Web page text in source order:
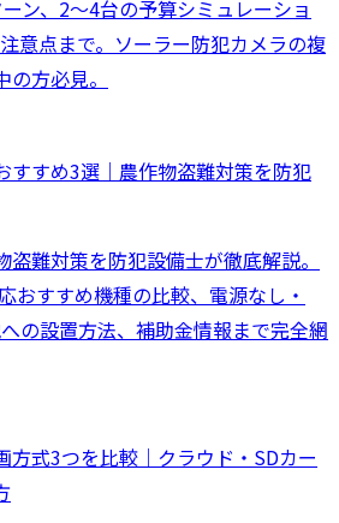
ン、2〜4台の予算シミュレーショ
意点まで。ソーラー防犯カメラの複
方必見。
すすめ3選｜農作物盗難対策を防犯
盗難対策を防犯設備士が徹底解説。
おすすめ機種の比較、電源なし・
の設置方法、補助金情報まで完全網
方式3つを比較｜クラウド・SDカー